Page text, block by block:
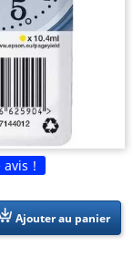
avis !
Ajouter au panier